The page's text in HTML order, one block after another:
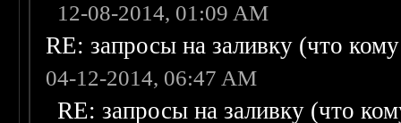
12-08-2014, 01:09 AM
RE: запросы на заливку (что
04-12-2014, 06:47 AM
RE: запросы на заливку (что